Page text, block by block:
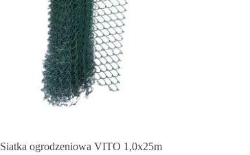
Siatka ogrodzeniowa VITO 1,0x25m